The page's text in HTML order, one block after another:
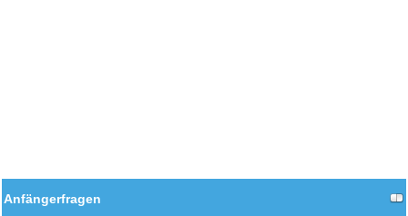
Anfängerfragen